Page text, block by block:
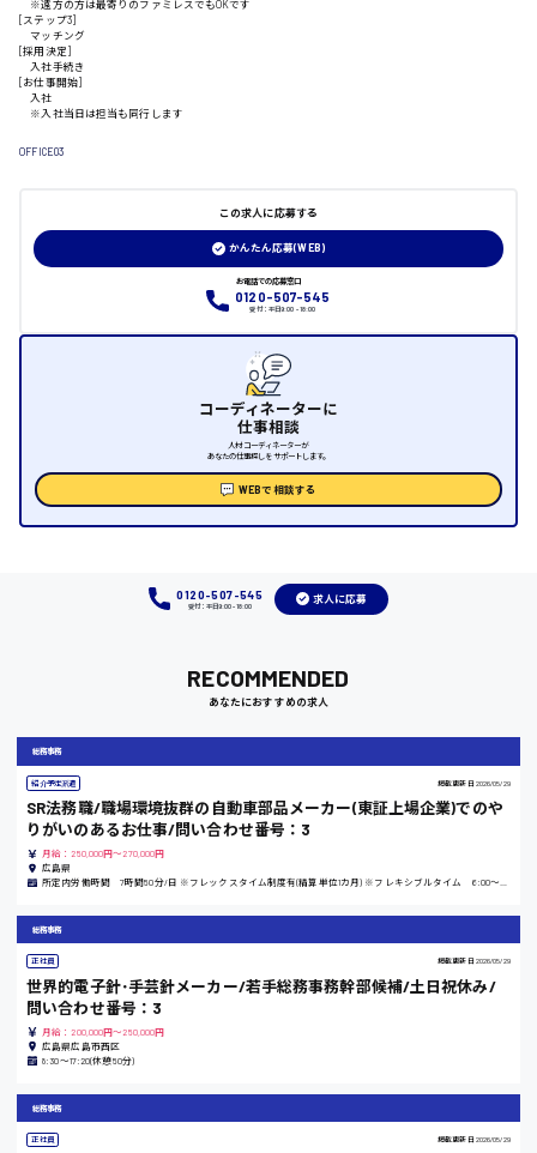
大竹市
福岡県
大阪府
竹原市
熊本県
東京都
日給制すべて
月給制すべて
時給1000円～
時給1300円〜
※遠方の方は最寄りのファミレスでもOKです
[ステップ3]
マッチング
[採用決定]
入社手続き
[お仕事開始]
入社
※入社当日は担当も同行します
OFFICE03
この求人に応募する
かんたん応募(WEB)
お電話での応募窓口
0120-507-545
受付：平日9:00 - 18:00
コーディネーターに
仕事相談
人材コーディネーターが
あなたの仕事探しをサポートします。
WEBで相談する
0120-507-545
受付：平日9:00 - 18:00
求人に応募
RECOMMENDED
あなたにおすすめの求人
総務事務
紹介予定派遣 掲載更新日 2026/05/29
SR法務職/職場環境抜群の自動車部品メーカー(東証上場企業)でのや
りがいのあるお仕事/問い合わせ番号：3
月給：250,000円～270,000円
広島県
所定内労働時間 7時間50分/日 ※フレックスタイム制度有(精算単位1カ月) ※フレキシブルタイム 6:00～20:00 ※コアタイム 11:00～14:00
総務事務
正社員 掲載更新日 2026/05/29
世界的電子針･手芸針メーカー/若手総務事務幹部候補/土日祝休み/
問い合わせ番号：3
月給：200,000円～250,000円
広島県広島市西区
8:30〜17:20(休憩50分)
総務事務
正社員 掲載更新日 2026/05/29